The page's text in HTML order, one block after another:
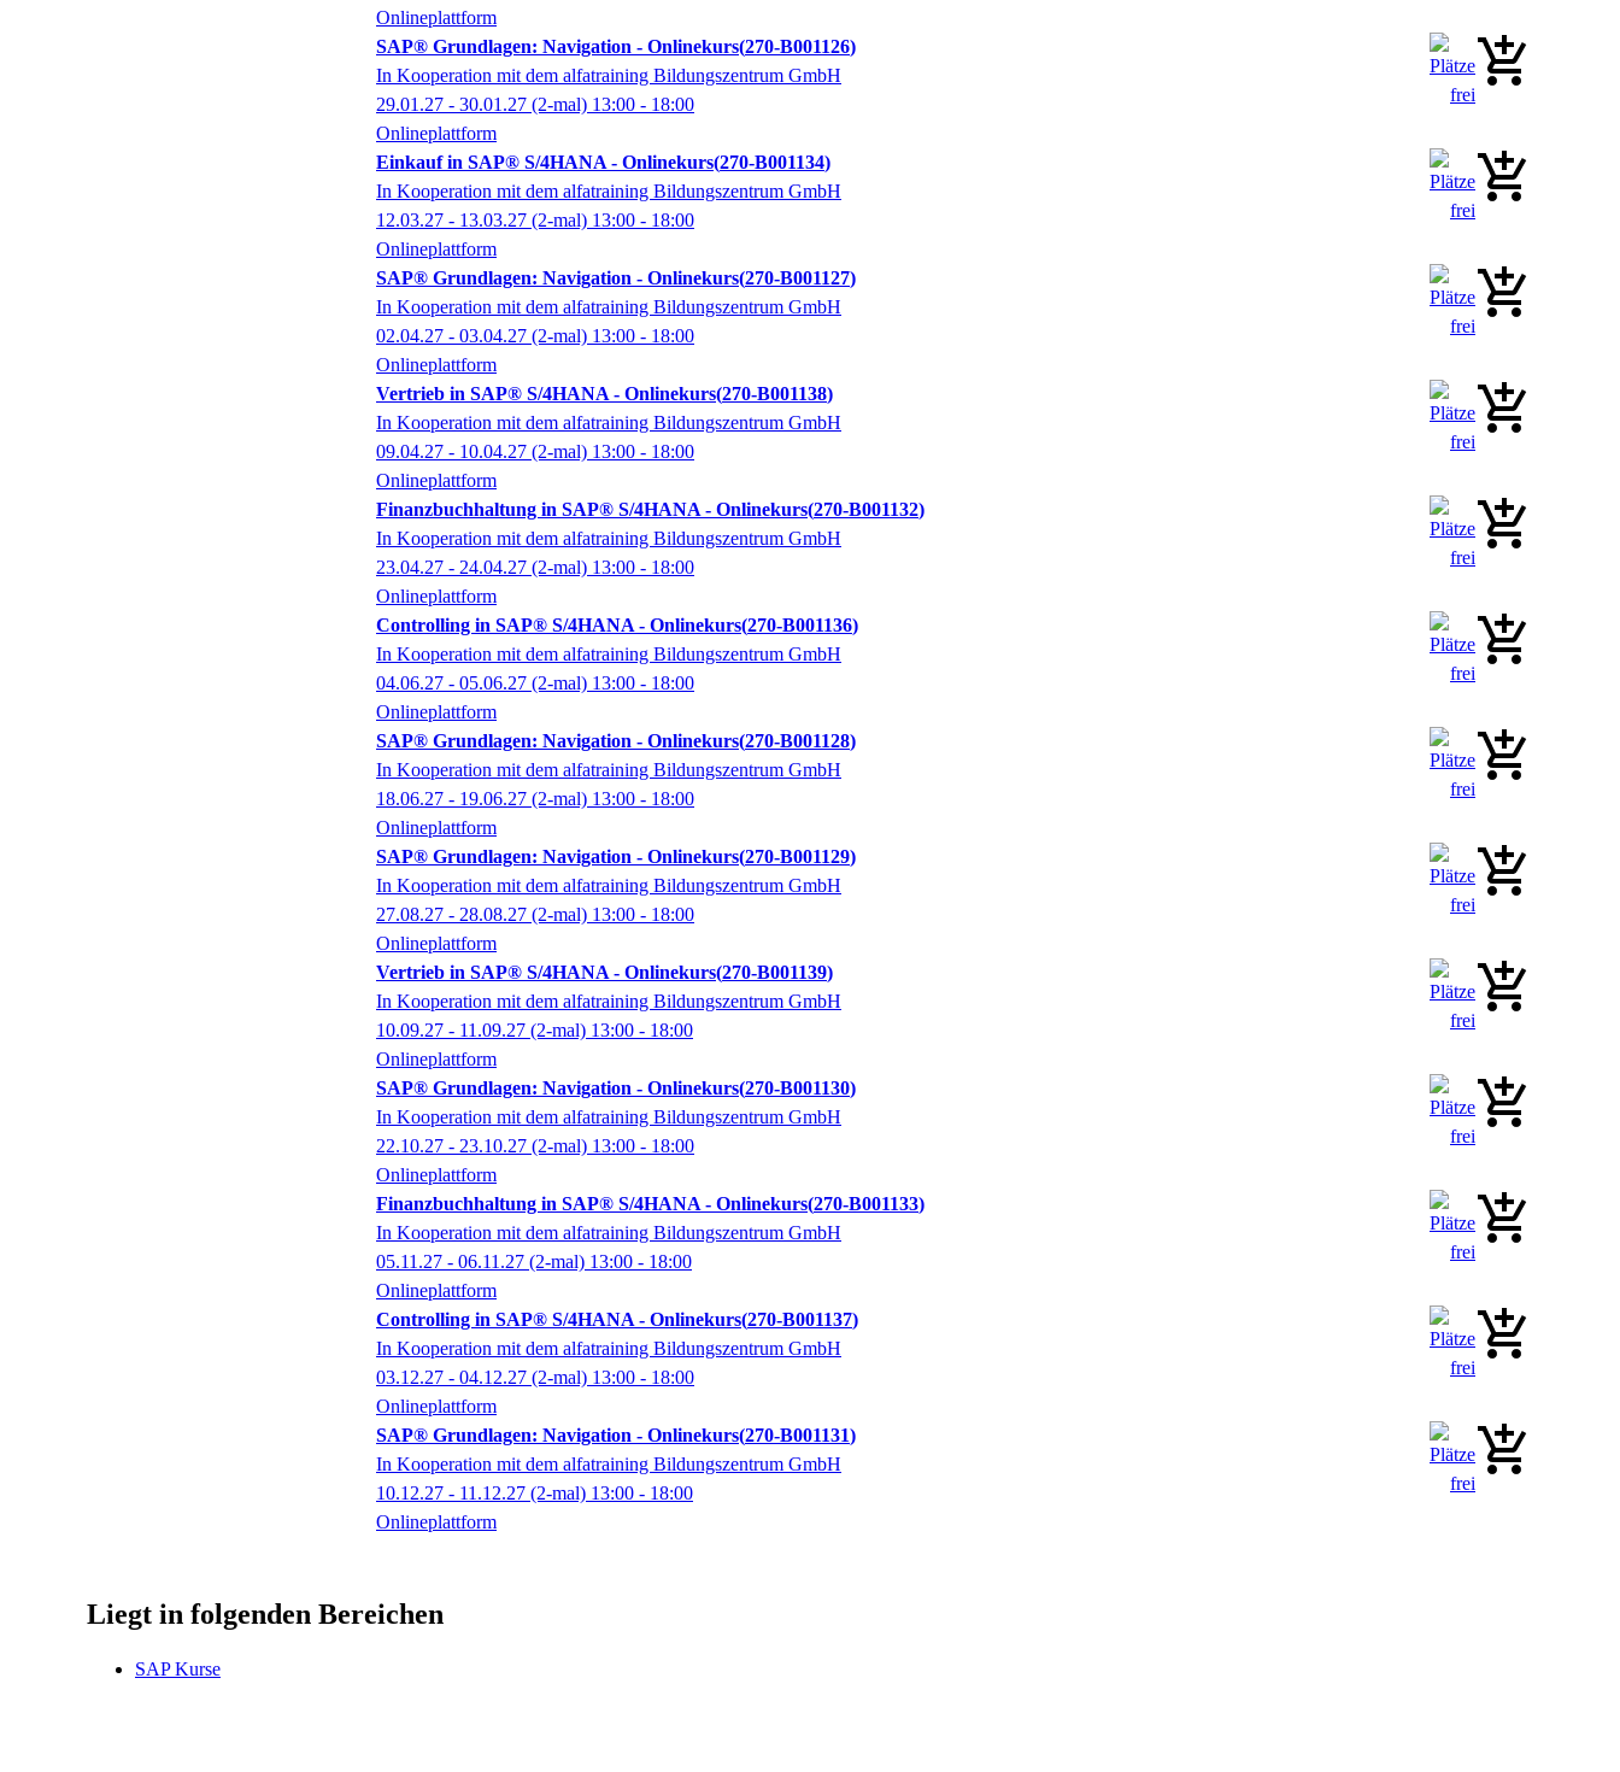
Onlineplattform
SAP® Grundlagen: Navigation - Onlinekurs 270-B001126
In Kooperation mit dem alfatraining Bildungszentrum GmbH
29.01.27 - 30.01.27 (2-mal) 13:00 - 18:00
Onlineplattform
Einkauf in SAP® S/4HANA - Onlinekurs 270-B001134
In Kooperation mit dem alfatraining Bildungszentrum GmbH
12.03.27 - 13.03.27 (2-mal) 13:00 - 18:00
Onlineplattform
SAP® Grundlagen: Navigation - Onlinekurs 270-B001127
In Kooperation mit dem alfatraining Bildungszentrum GmbH
02.04.27 - 03.04.27 (2-mal) 13:00 - 18:00
Onlineplattform
Vertrieb in SAP® S/4HANA - Onlinekurs 270-B001138
In Kooperation mit dem alfatraining Bildungszentrum GmbH
09.04.27 - 10.04.27 (2-mal) 13:00 - 18:00
Onlineplattform
Finanzbuchhaltung in SAP® S/4HANA - Onlinekurs 270-B001132
In Kooperation mit dem alfatraining Bildungszentrum GmbH
23.04.27 - 24.04.27 (2-mal) 13:00 - 18:00
Onlineplattform
Controlling in SAP® S/4HANA - Onlinekurs 270-B001136
In Kooperation mit dem alfatraining Bildungszentrum GmbH
04.06.27 - 05.06.27 (2-mal) 13:00 - 18:00
Onlineplattform
SAP® Grundlagen: Navigation - Onlinekurs 270-B001128
In Kooperation mit dem alfatraining Bildungszentrum GmbH
18.06.27 - 19.06.27 (2-mal) 13:00 - 18:00
Onlineplattform
SAP® Grundlagen: Navigation - Onlinekurs 270-B001129
In Kooperation mit dem alfatraining Bildungszentrum GmbH
27.08.27 - 28.08.27 (2-mal) 13:00 - 18:00
Onlineplattform
Vertrieb in SAP® S/4HANA - Onlinekurs 270-B001139
In Kooperation mit dem alfatraining Bildungszentrum GmbH
10.09.27 - 11.09.27 (2-mal) 13:00 - 18:00
Onlineplattform
SAP® Grundlagen: Navigation - Onlinekurs 270-B001130
In Kooperation mit dem alfatraining Bildungszentrum GmbH
22.10.27 - 23.10.27 (2-mal) 13:00 - 18:00
Onlineplattform
Finanzbuchhaltung in SAP® S/4HANA - Onlinekurs 270-B001133
In Kooperation mit dem alfatraining Bildungszentrum GmbH
05.11.27 - 06.11.27 (2-mal) 13:00 - 18:00
Onlineplattform
Controlling in SAP® S/4HANA - Onlinekurs 270-B001137
In Kooperation mit dem alfatraining Bildungszentrum GmbH
03.12.27 - 04.12.27 (2-mal) 13:00 - 18:00
Onlineplattform
SAP® Grundlagen: Navigation - Onlinekurs 270-B001131
In Kooperation mit dem alfatraining Bildungszentrum GmbH
10.12.27 - 11.12.27 (2-mal) 13:00 - 18:00
Onlineplattform
Liegt in folgenden Bereichen
SAP Kurse